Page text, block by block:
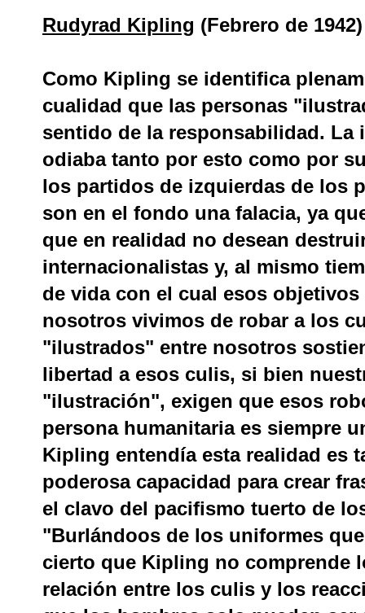
Rudyrad Kipling (Febrero de 1942)
Como Kipling se identifica
cualidad que las personas
sentido de la responsabilidad. La
odiaba tanto por esto como por
los partidos de izquierdas de los
son en el fondo una falacia, ya
que en realidad no desean
internacionalistas y, al mismo
de vida con el cual esos
nosotros vivimos de robar a los
"ilustrados" entre nosotros
libertad a esos culis, si bien
"ilustración", exigen que esos
persona humanitaria es siempre
Kipling entendía esta realidad es
poderosa capacidad para crear
el clavo del pacifismo tuerto de
"Burlándoos de los uniformes
cierto que Kipling no comprende
relación entre los culis y los